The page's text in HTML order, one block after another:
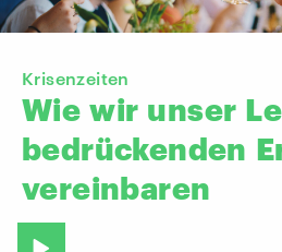
Krisenzeiten
Wie wir unser
bedrückenden
vereinbaren